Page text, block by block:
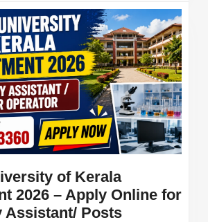
of Kerala
2026 – Apply Online for
Assistant/ PostsCentral